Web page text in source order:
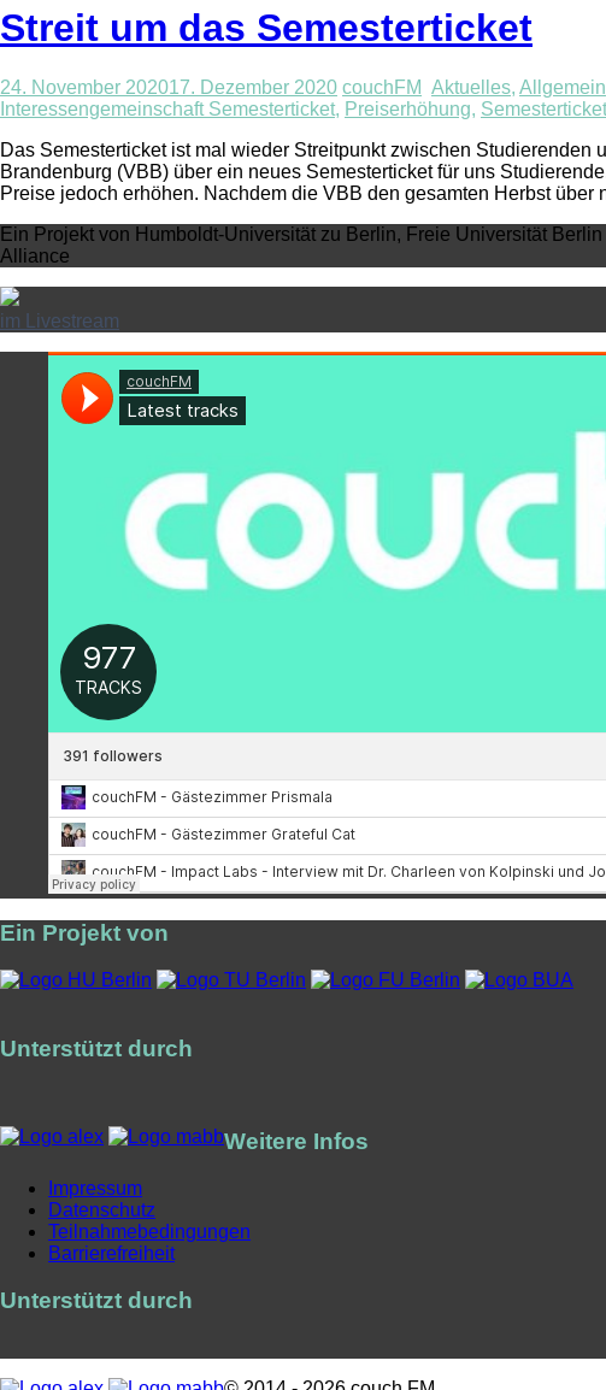
Streit um das Semesterticket
24. November 202017. Dezember 2020 couchFM Aktuelles, Allgemein
Interessengemeinschaft Semesterticket, Preiserhöhung, Semesterticket
Das Semesterticket ist mal wieder Streitpunkt zwischen
Brandenburg (VBB) über ein neues Semesterticket für uns
Preise jedoch erhöhen. Nachdem die VBB den gesamten Herbst über
Ein Projekt von Humboldt-Universität zu Berlin, Freie Universität
Alliance
im Livestream
Ein Projekt von
Unterstützt durch
Weitere Infos
Impressum
Datenschutz
Teilnahmebedingungen
Barrierefreiheit
Unterstützt durch